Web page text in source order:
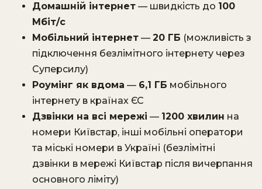
Домашній інтернет — швидкість до 100
Мбіт/с
Мобільний інтернет — 20 ГБ (можливість з
підключення безлімітного інтернету через
Суперсилу)
Роумінг як вдома — 6,1 ГБ мобільного
інтернету в країнах ЄС
Дзвінки на всі мережі — 1200 хвилин на
номери Київстар, інші мобільні оператори
та міські номери в Україні (безлімітні
дзвінки в мережі Київстар після вичерпання
основного ліміту)